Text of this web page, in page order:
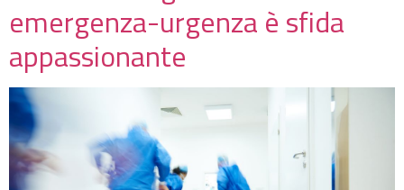
emergenza-urgenza è sfida
appassionante